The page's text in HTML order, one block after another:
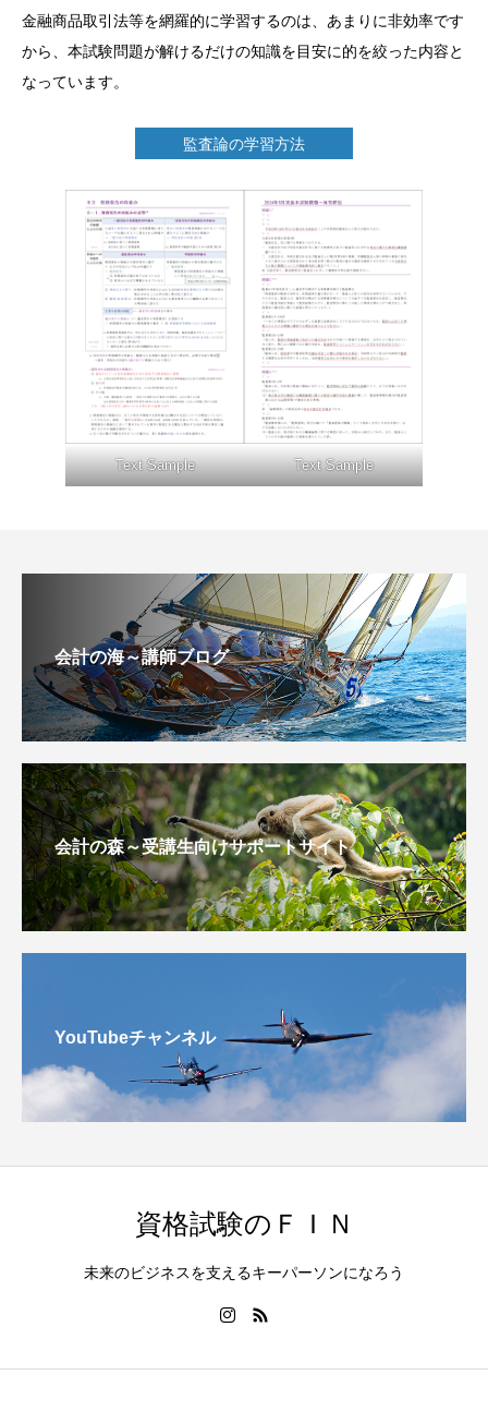
金融商品取引法等を網羅的に学習するのは、あまりに非効率です
から、本試験問題が解けるだけの知識を目安に的を絞った内容と
なっています。
監査論の学習方法
Text Sample Text Sample
会計の海～講師ブログ
会計の森～受講生向けサポートサイト
YouTubeチャンネル
資格試験のＦＩＮ
未来のビジネスを支えるキーパーソンになろう